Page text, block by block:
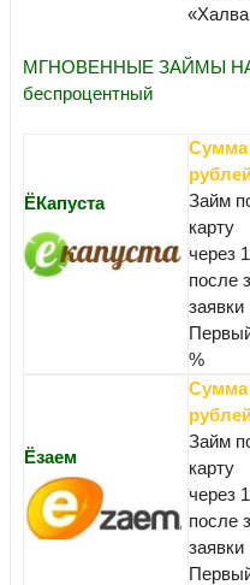
МГНОВЕННЫЕ ЗАЙМЫ НА
беспроцентный
ЁКапуста
Сумма
Займ
карту
через
после
заявки
%
Ёзаем
Сумма
Займ
карту
через
после
заявки